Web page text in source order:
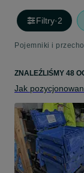
Filtry·2
Pojemniki i
ZNALEŹLIŚMY 48
Jak